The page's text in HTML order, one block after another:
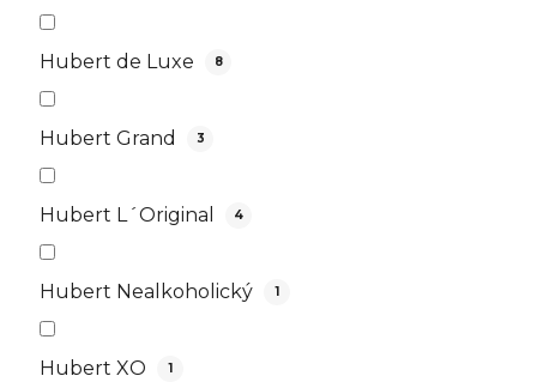
Hubert de Luxe 8
Hubert Grand 3
Hubert L´Original 4
Hubert Nealkoholický 1
Hubert XO 1